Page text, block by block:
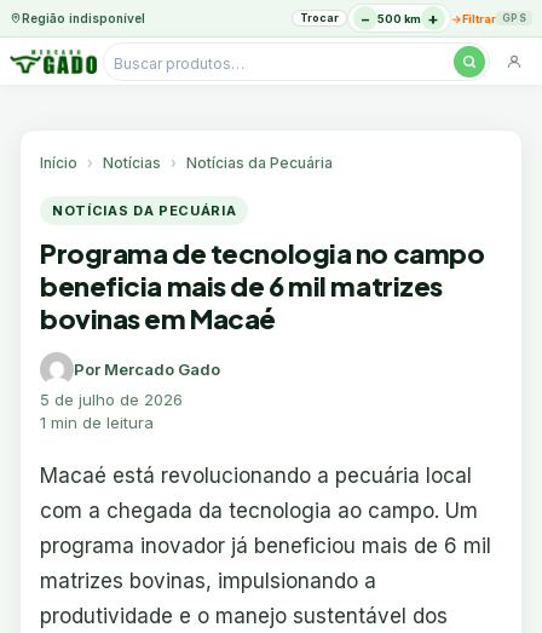
Região indisponível Trocar − 500 km + →Filtrar GPS
Pesquisar
Início Notícias Notícias da Pecuária
NOTÍCIAS DA PECUÁRIA
Programa de tecnologia no campo
beneficia mais de 6 mil matrizes
bovinas em Macaé
Por Mercado Gado
5 de julho de 2026
1 min de leitura
Macaé está revolucionando a pecuária local
com a chegada da tecnologia ao campo. Um
programa inovador já beneficiou mais de 6 mil
matrizes bovinas, impulsionando a
produtividade e o manejo sustentável dos